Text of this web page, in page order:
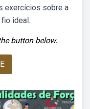
exercícios sobre a
ideal.
button below.